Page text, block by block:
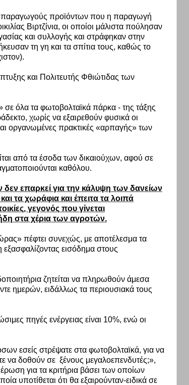
παραγωγούς προϊόντων που η παραγωγή
Βιρτζίνια, οι οποίοι μάλιστα πούλησαν
και συλλογής και στράφηκαν στην
τη γη και τα σπίτια τους, καθώς το
και Πολιτευτής Φθιώτιδας των
σε όλα τα φωτοβολταϊκά πάρκα - της τάξης
χωρίς να εξαιρεθούν φυσικά οι
οργανωμένες πρακτικές «αρπαγής» των
από τα έσοδα των δικαιούχων, αφού σε
καθόλου.
επαρκεί για την κάλυψη των δανείων
τα χωράφια και έπειτα τα λοιπά
γεγονός που γίνεται
στα χέρια των αγροτών.
πέφτει συνεχώς, με αποτέλεσμα τα
εισόδημα στους
ζητείται να πληρωθούν άμεσα
ημερών, ειδάλλως τα περιουσιακά τους
πηγές ενέργειας είναι 10%, ενώ οι
εσείς στρέψατε στα φωτοβολταϊκά, για να
να δοθούν σε ξένους μεγαλοεπενδυτές;»,
για τα κριτήρια βάσει των οποίων
υποτίθεται ότι θα εξαιρούνταν-ειδικά σε